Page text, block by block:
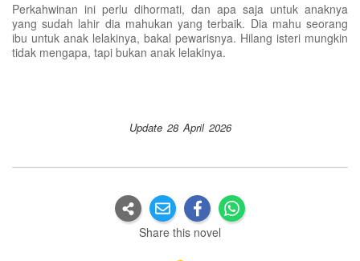
Perkahwinan ini perlu dihormati, dan apa saja untuk anaknya
yang sudah lahir dia mahukan yang terbaik. Dia mahu seorang
ibu untuk anak lelakinya, bakal pewarisnya. Hilang isteri mungkin
tidak mengapa, tapi bukan anak lelakinya.
Update 28 April 2026
Share this novel